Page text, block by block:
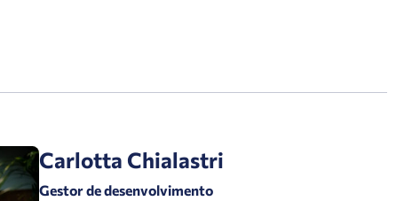
Carlotta Chialastri
Gestor de desenvolvimento